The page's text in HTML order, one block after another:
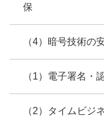
保
（4）暗号技術の
（1）電子署名・
（2）タイムビジ